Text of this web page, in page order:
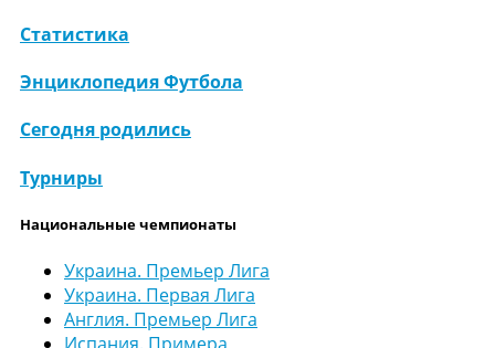
Статистика
Энциклопедия Футбола
Сегодня родились
Турниры
Национальные чемпионаты
Украина. Премьер Лига
Украина. Первая Лига
Англия. Премьер Лига